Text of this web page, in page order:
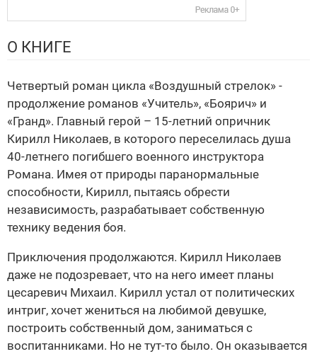
О КНИГЕ
Четвертый роман цикла «Воздушный стрелок» -
продолжение романов «Учитель», «Боярич» и
«Гранд». Главный герой – 15-летний опричник
Кирилл Николаев, в которого переселилась душа
40-летнего погибшего военного инструктора
Романа. Имея от природы паранормальные
способности, Кирилл, пытаясь обрести
независимость, разрабатывает собственную
технику ведения боя.
Приключения продолжаются. Кирилл Николаев
даже не подозревает, что на него имеет планы
цесаревич Михаил. Кирилл устал от политических
интриг, хочет жениться на любимой девушке,
построить собственный дом, заниматься с
воспитанниками. Но не тут-то было. Он оказывается